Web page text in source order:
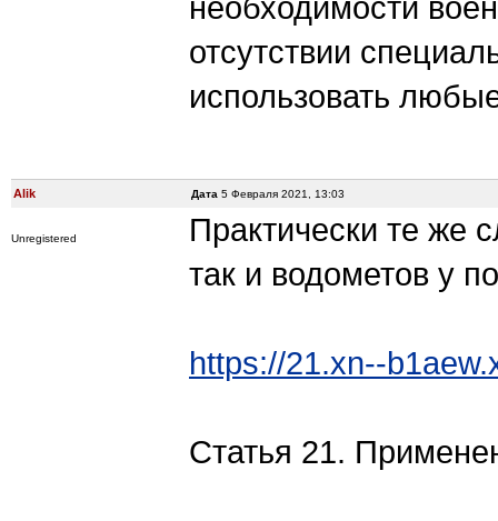
необходимости
отсутствии
использовать
Alik Дата 5 Февраля 2021, 13:03
Unregistered
Практически те же
так и водометов у
https://21.xn--
Статья 21.